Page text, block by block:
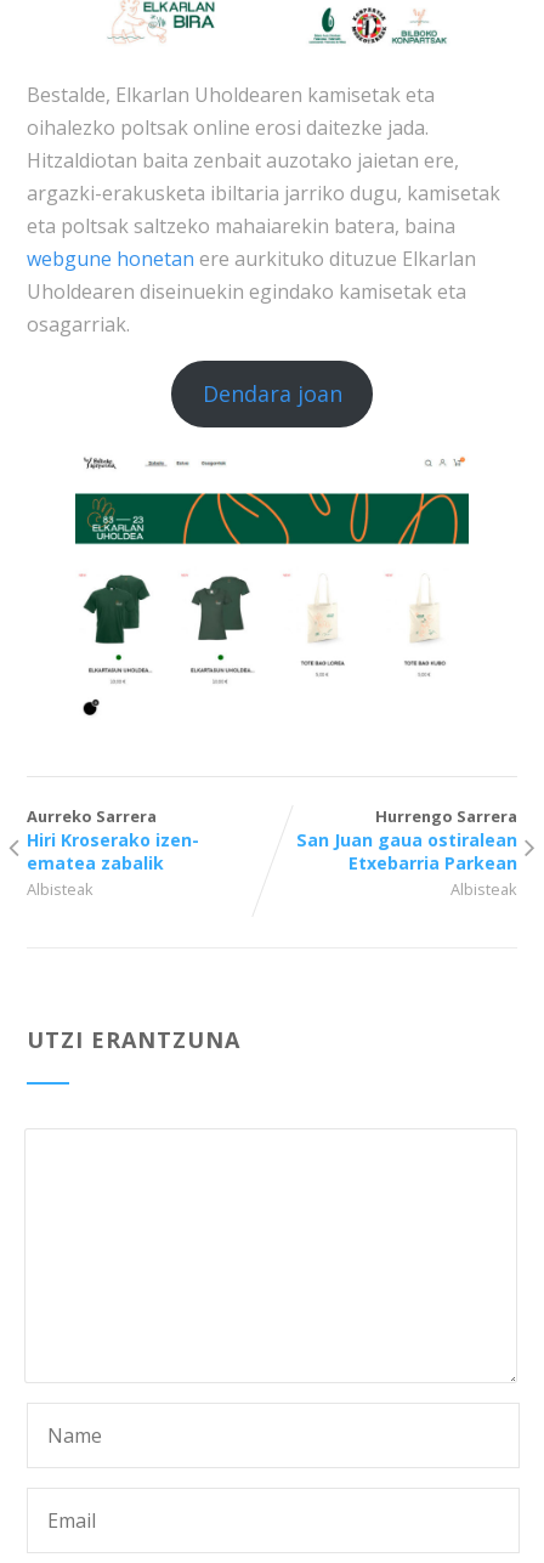
Bestalde, Elkarlan Uholdearen kamisetak eta
oihalezko poltsak online erosi daitezke jada.
Hitzaldiotan baita zenbait auzotako jaietan ere,
argazki-erakusketa ibiltaria jarriko dugu, kamisetak
eta poltsak saltzeko mahaiarekin batera, baina
webgune honetan ere aurkituko dituzue Elkarlan
Uholdearen diseinuekin egindako kamisetak eta
osagarriak.
Dendara joan
Aurreko Sarrera
Hiri Kroserako izen-
ematea zabalik
Albisteak
Hurrengo Sarrera
San Juan gaua ostiralean
Etxebarria Parkean
Albisteak
UTZI ERANTZUNA